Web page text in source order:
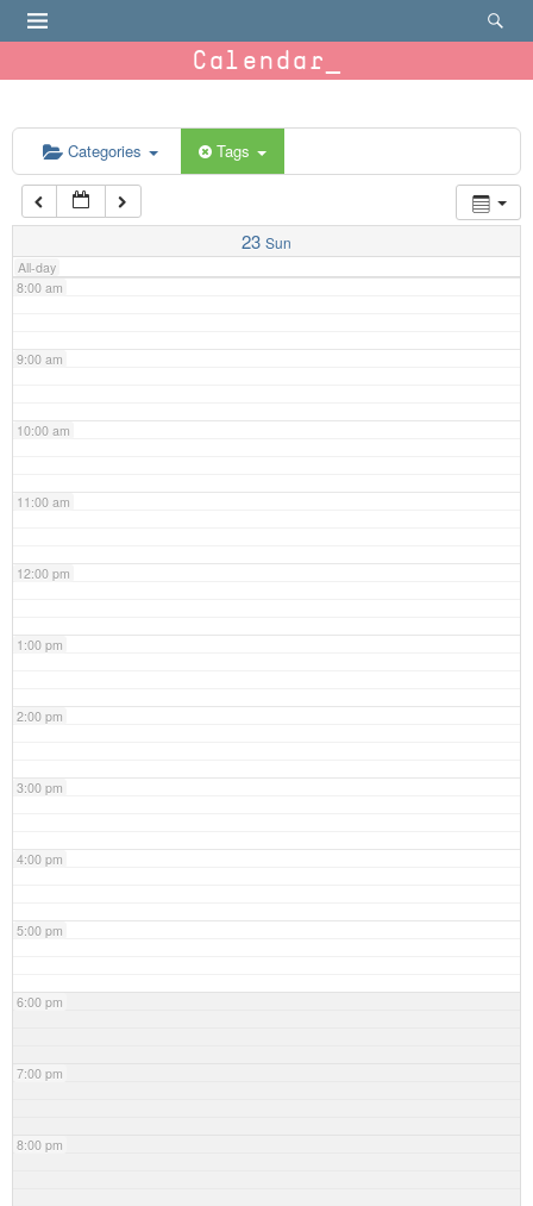
Calendar
Categories Tags
23 Sun
All-day
6:00 am
7:00 am
8:00 am
9:00 am
10:00 am
11:00 am
12:00 pm
1:00 pm
2:00 pm
3:00 pm
4:00 pm
5:00 pm
6:00 pm
7:00 pm
8:00 pm